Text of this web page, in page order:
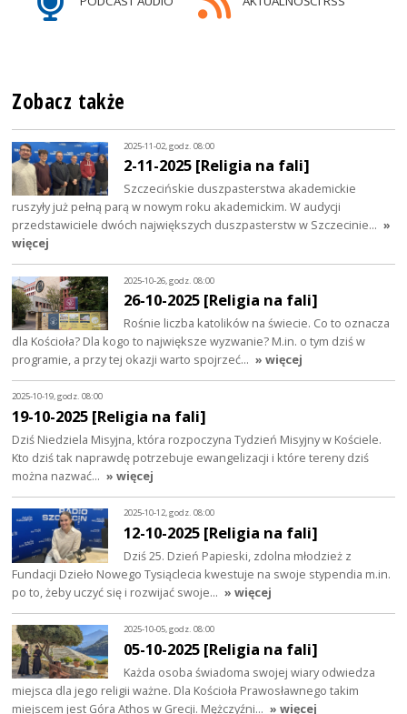
Zobacz także
2025-11-02, godz. 08:00
2-11-2025 [Religia na fali]
Szczecińskie duszpasterstwa akademickie
ruszyły już pełną parą w nowym roku akademickim. W audycji
przedstawiciele dwóch największych duszpasterstw w Szczecinie… »
więcej
2025-10-26, godz. 08:00
26-10-2025 [Religia na fali]
Rośnie liczba katolików na świecie. Co to oznacza
dla Kościoła? Dla kogo to największe wyzwanie? M.in. o tym dziś w
programie, a przy tej okazji warto spojrzeć… » więcej
2025-10-19, godz. 08:00
19-10-2025 [Religia na fali]
Dziś Niedziela Misyjna, która rozpoczyna Tydzień Misyjny w Kościele.
Kto dziś tak naprawdę potrzebuje ewangelizacji i które tereny dziś
można nazwać… » więcej
2025-10-12, godz. 08:00
12-10-2025 [Religia na fali]
Dziś 25. Dzień Papieski, zdolna młodzież z
Fundacji Dzieło Nowego Tysiąclecia kwestuje na swoje stypendia m.in.
po to, żeby uczyć się i rozwijać swoje… » więcej
2025-10-05, godz. 08:00
05-10-2025 [Religia na fali]
Każda osoba świadoma swojej wiary odwiedza
miejsca dla jego religii ważne. Dla Kościoła Prawosławnego takim
miejscem jest Góra Athos w Grecji. Mężczyźni… » więcej